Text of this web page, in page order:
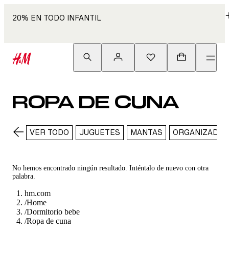
20% EN TODO INFANTIL
ROPA DE CUNA
VER TODO JUGUETES MANTAS
No hemos encontrado ningún resultado. Inténtalo de nuevo con otra
palabra.
hm.com
/Home
/Dormitorio bebe
/Ropa de cuna